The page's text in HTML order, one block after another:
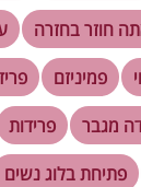
חוזר בחזרה
פמיניזם
מגבר
פרידות
פתיחת בלוג נשים